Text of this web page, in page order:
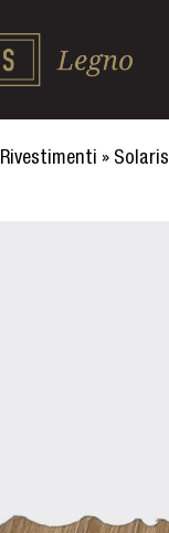
Rivestimenti » Solaris